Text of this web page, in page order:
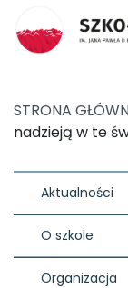
STRONA
nadzieją w te
Aktualności
O szkole
Organizacja